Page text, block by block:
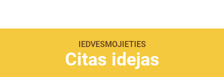
IEDVESMOJIETIES
Citas idejas